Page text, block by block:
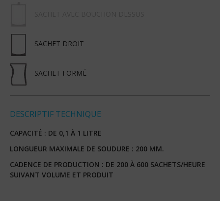
SACHET DROIT
SACHET FORMÉ
DESCRIPTIF TECHNIQUE
CAPACITÉ : DE 0,1 À 1 LITRE
LONGUEUR MAXIMALE DE SOUDURE : 200 MM.
CADENCE DE PRODUCTION : DE 200 À 600 SACHETS/HEURE
SUIVANT VOLUME ET PRODUIT